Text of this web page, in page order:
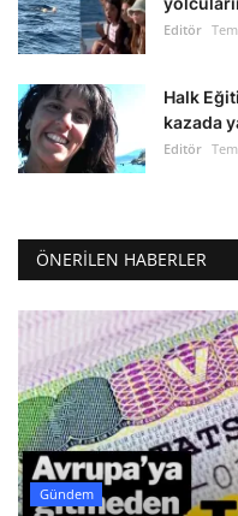
Editör
Halk
kazada
Editör
ÖNERILEN HABERLER
Gündem